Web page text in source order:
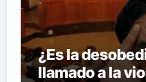
¿Es la
llamado a la